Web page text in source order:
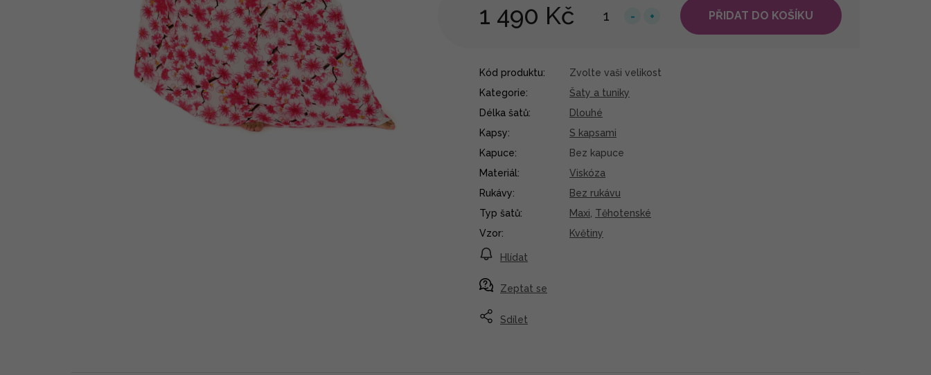
1 490 Kč PŘIDAT DO KOŠÍKU
Zeptat se
Hlídat
Sdílet
Kód produktu:
Zvolte vaši velikost
Kategorie:
Šaty a tuniky
Délka šatů:
Dlouhé
Kapsy:
S kapsami
Kapuce:
Bez kapuce
Materiál:
Viskóza
Rukávy:
Bez rukávu
Typ šatů: Maxi Těhotenské
Vzor: Květiny